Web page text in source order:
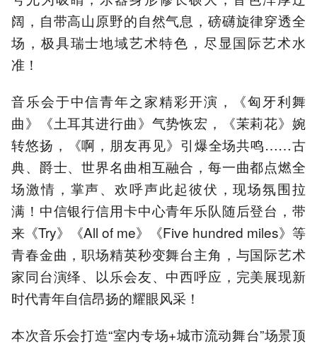
阔，自带高山原野的自然气息，磅礴旋律穿透全
场，极具瑞士地域艺术特色，尽显国际艺术水
准！
音乐会于中信青年之家精彩开演，《匈牙利舞
曲》《土耳其进行曲》气势恢宏，《茉莉花》婉
转悠扬，《啊，朋友再见》引爆全场共鸣……古
典、爵士、世界名曲相互融合，每一曲都点燃全
场激情，掌声、欢呼声此起彼伏，现场氛围拉
满！中信银行信用卡中心青年乐队随后登台，带
来《Try》《All of me》《Five hundred miles》等
青春金曲，职场精英秒变舞台主角，与国际艺术
家同台演绎、以乐会友、中西呼应，完美展现新
时代青年自信昂扬的耀眼风采！
本次音乐会打造“室内专场+城市流动舞台”场景顶